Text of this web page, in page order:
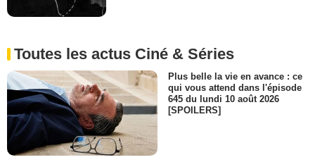
Toutes les actus Ciné & Séries
Plus belle la vie en avance : ce
qui vous attend dans l'épisode
645 du lundi 10 août 2026
[SPOILERS]